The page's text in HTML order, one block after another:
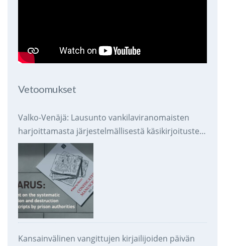
Vetoomukset
Valko-Venäjä: Lausunto vankilaviranomaisten
harjoittamasta järjestelmällisestä käsikirjoitusten
takavarikoinnista ja tuhoamisesta
Kansainvälinen vangittujen kirjailijoiden päivän